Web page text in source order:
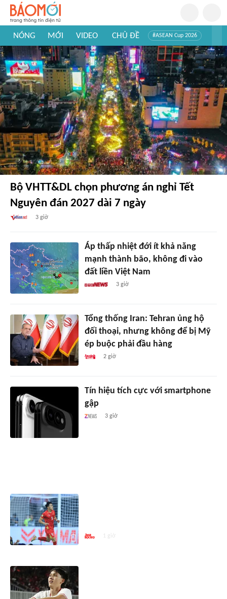
NÓNG MỚI VIDEO CHỦ ĐỀ #ASEAN Cup 2026
#Trí tuệ nhân tạo #Mỹ - Iran
#Khám phá Việt Nam
#Khám phá thế giới
Bộ VHTT&DL chọn phương án nghỉ Tết
Nguyên đán 2027 dài 7 ngày
3 giờ
Áp thấp nhiệt đới ít khả năng
mạnh thành bão, không đi vào
đất liền Việt Nam
3 giờ
Tổng thống Iran: Tehran ủng hộ
đối thoại, nhưng không để bị Mỹ
ép buộc phải đầu hàng
2 giờ
Tín hiệu tích cực với smartphone
gập
3 giờ
1 giờ